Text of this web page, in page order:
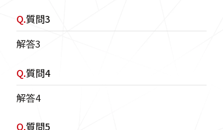
Q.質問3
解答3
Q.質問4
解答4
Q.質問5